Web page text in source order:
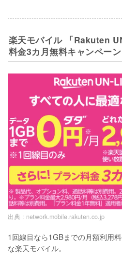
楽天モバイル 「Rakuten
料金3カ月無料キャンペーン
出典 : network.mobile.rakuten.co.jp
1回線目なら1GBまでの月額利用
な楽天モバイル。